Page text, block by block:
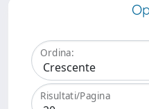
Ordina:
Risultati/Pagina